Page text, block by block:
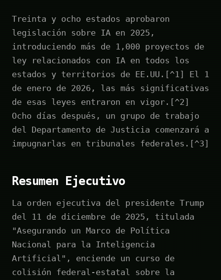
Treinta y ocho estados aprobaron
legislación sobre IA en 2025,
introduciendo más de 1,000 proyectos de
ley relacionados con IA en todos los
estados y territorios de EE.UU.[^1] El 1
de enero de 2026, las más significativas
de esas leyes entraron en vigor.[^2]
Ocho días después, un grupo de trabajo
del Departamento de Justicia comenzará a
impugnarlas en tribunales federales.[^3]
Resumen Ejecutivo
La orden ejecutiva del presidente Trump
del 11 de diciembre de 2025, titulada
"Asegurando un Marco de Política
Nacional para la Inteligencia
Artificial", enciende un curso de
colisión federal-estatal sobre la